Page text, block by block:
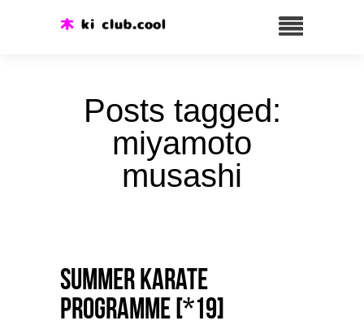
Posts tagged:
miyamoto
musashi
Summer karate
programme [*19]